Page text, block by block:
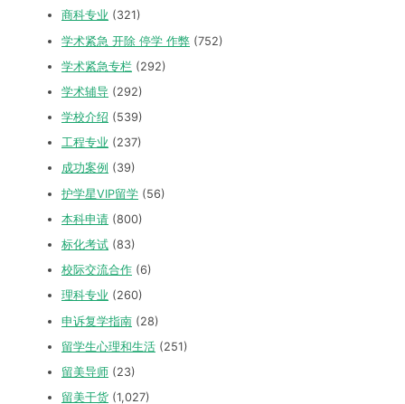
商科专业 (321)
学术紧急 开除 停学 作弊 (752)
学术紧急专栏 (292)
学术辅导 (292)
学校介绍 (539)
工程专业 (237)
成功案例 (39)
护学星VIP留学 (56)
本科申请 (800)
标化考试 (83)
校际交流合作 (6)
理科专业 (260)
申诉复学指南 (28)
留学生心理和生活 (251)
留美导师 (23)
留美干货 (1,027)